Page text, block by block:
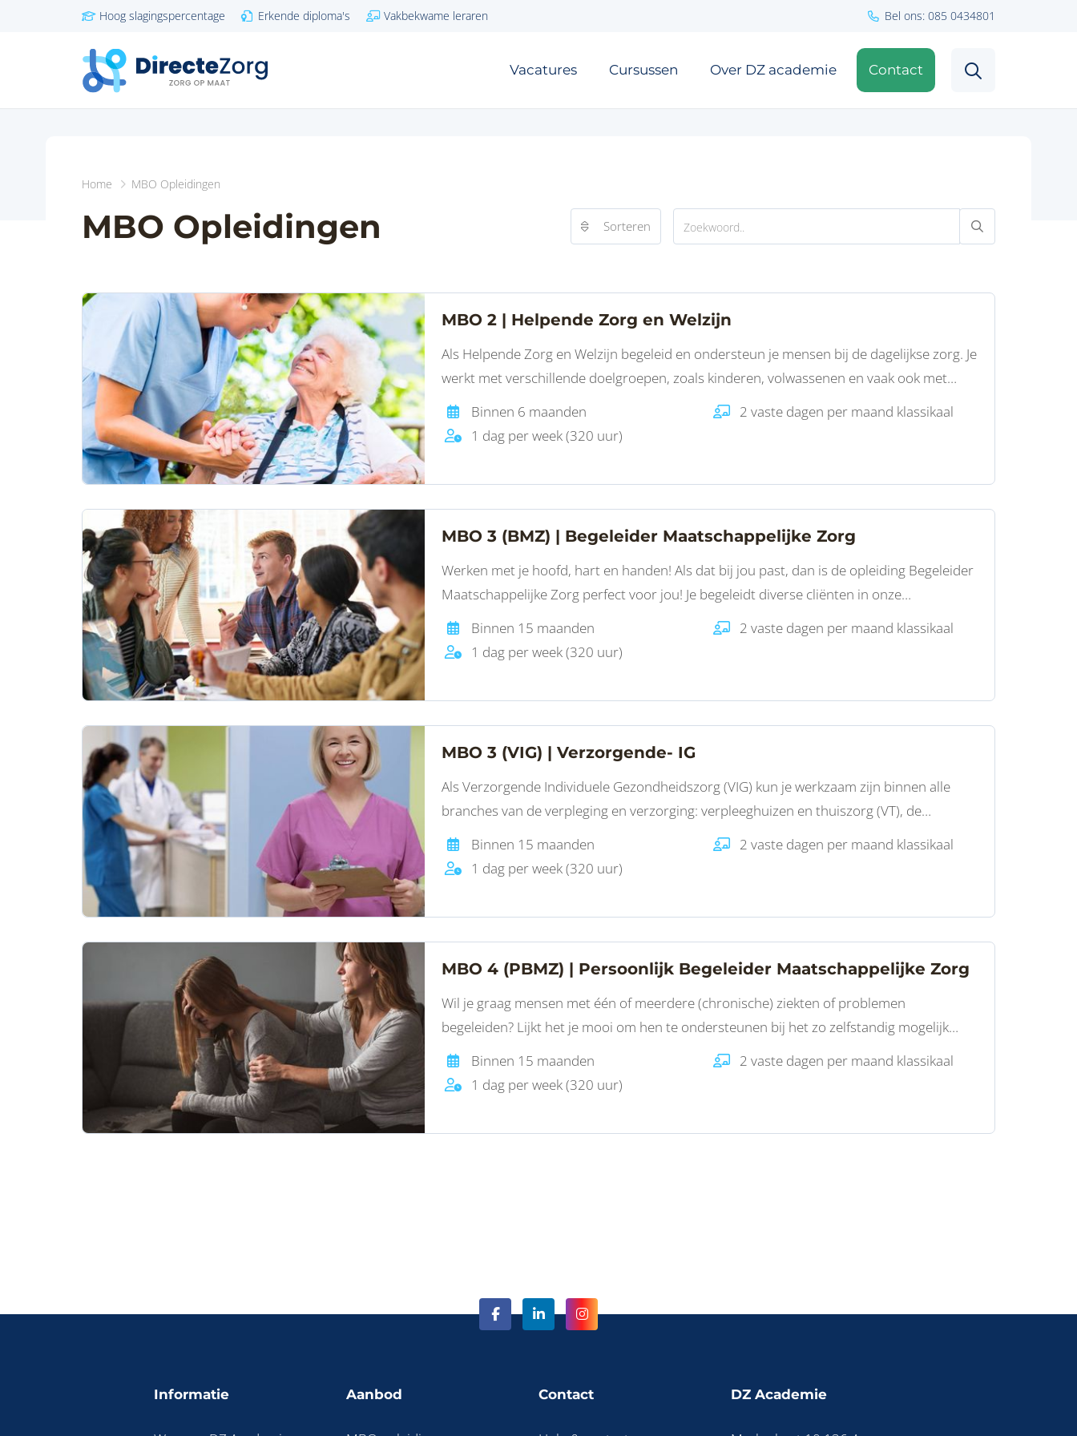
Home MBO Opleidingen
MBO Opleidingen Sorteren
MBO 2 | Helpende Zorg en Welzijn
Als Helpende Zorg en Welzijn begeleid en ondersteun je mensen bij de dagelijkse zorg. Je
werkt met verschillende doelgroepen, zoals kinderen, volwassenen en vaak ook met
kwetsbare ouderen. Je stimuleert ze in de zelfredzaamheid, ondersteunt ze bij de dage
Binnen 6 maanden
2 vaste dagen per maand klassikaal
1 dag per week (320 uur)
MBO 3 (BMZ) | Begeleider Maatschappelijke Zorg
Werken met je hoofd, hart en handen! Als dat bij jou past, dan is de opleiding Begeleider
Maatschappelijke Zorg perfect voor jou! Je begeleidt diverse cliënten in onze
maatschappij in hun welzijn op het gebied van wonen, zorg en dagbesteding.
Binnen 15 maanden
2 vaste dagen per maand klassikaal
1 dag per week (320 uur)
MBO 3 (VIG) | Verzorgende- IG
Als Verzorgende Individuele Gezondheidszorg (VIG) kun je werkzaam zijn binnen alle
branches van de verpleging en verzorging: verpleeghuizen en thuiszorg (VT), de
geestelijke gezondheidszorg (GGZ), gehandicaptenzorg (GHZ), kraamzorg (KZ) of
ziekenhuis (ZH)
Binnen 15 maanden
2 vaste dagen per maand klassikaal
1 dag per week (320 uur)
MBO 4 (PBMZ) | Persoonlijk Begeleider Maatschappelijke Zorg
Wil je graag mensen met één of meerdere (chronische) ziekten of problemen
begeleiden? Lijkt het je mooi om hen te ondersteunen bij het zo zelfstandig mogelijk
leiden van hun leven? Meld je dan aan voor de opleiding Persoonlijk begeleider
maatschappelijke
Binnen 15 maanden
2 vaste dagen per maand klassikaal
1 dag per week (320 uur)
Hoog slagingspercentage Erkende diploma's Vakbekwame leraren Bel ons: 085 0434801
Vacatures Cursussen Over DZ academie Contact
Informatie Aanbod Contact DZ Academie